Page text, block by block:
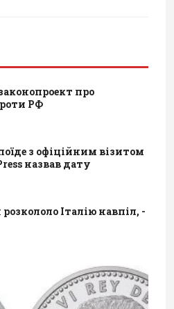
про
РФ
з офіційним візитом
назвав дату
Італію навпіл, -